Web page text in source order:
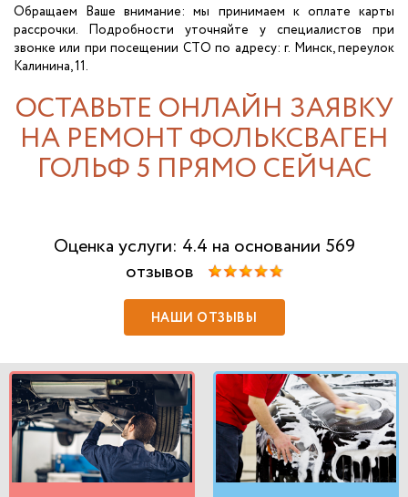
Обращаем Ваше внимание: мы принимаем к оплате карты
рассрочки. Подробности уточняйте у специалистов при
звонке или при посещении СТО по адресу: г. Минск, переулок
Калинина, 11.
ОСТАВЬТЕ ОНЛАЙН ЗАЯВКУ
НА РЕМОНТ ФОЛЬКСВАГЕН
ГОЛЬФ 5 ПРЯМО СЕЙЧАС
Оценка услуги: 4.4 на основании 569
отзывов
НАШИ ОТЗЫВЫ